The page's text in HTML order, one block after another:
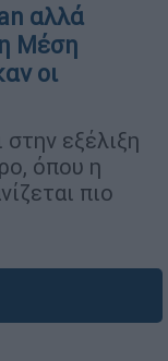
αλλά
Μέση
οι
στην εξέλιξη
όπου η
πιο